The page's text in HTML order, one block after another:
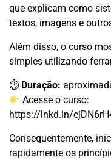
que explicam como
textos, imagens e
Além disso, o curso
simples utilizando
⏱ Duração:
Acesse o curso:
https://lnkd.in/
Consequentemente,
rapidamente os